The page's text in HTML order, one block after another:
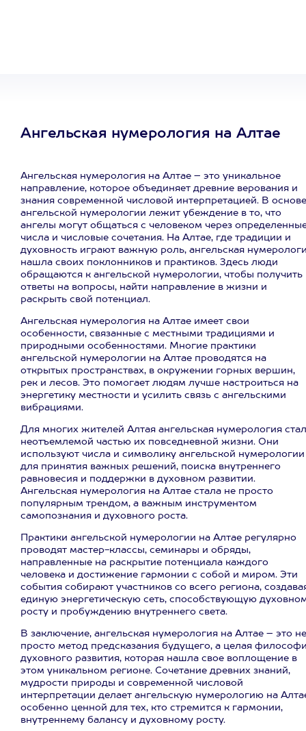
Ангельская нумерология на Алтае
Ангельская нумерология на Алтае – это уникальное
направление, которое объединяет древние верования и
знания современной числовой интерпретацией. В основе
ангельской нумерологии лежит убеждение в то, что
ангелы могут общаться с человеком через
числа и числовые сочетания. На Алтае, где традиции и
духовность играют важную роль, ангельская
нашла своих поклонников и практиков. Здесь люди
обращаются к ангельской нумерологии, чтобы получить
ответы на вопросы, найти направление в жизни и
раскрыть свой потенциал.
Ангельская нумерология на Алтае имеет свои
особенности, связанные с местными традициями и
природными особенностями. Многие практики
ангельской нумерологии на Алтае проводятся на
открытых пространствах, в окружении горных вершин,
рек и лесов. Это помогает людям лучше настроиться на
энергетику местности и усилить связь с ангельскими
вибрациями.
Для многих жителей Алтая ангельская нумерология
неотъемлемой частью их повседневной жизни. Они
используют числа и символику ангельской нумерологии
для принятия важных решений, поиска внутреннего
равновесия и поддержки в духовном развитии.
Ангельская нумерология на Алтае стала не просто
популярным трендом, а важным инструментом
самопознания и духовного роста.
Практики ангельской нумерологии на Алтае регулярно
проводят мастер-классы, семинары и обряды,
направленные на раскрытие потенциала каждого
человека и достижение гармонии с собой и миром. Эти
события собирают участников со всего региона,
единую энергетическую сеть, способствующую
росту и пробуждению внутреннего света.
В заключение, ангельская нумерология на Алтае – это не
просто метод предсказания будущего, а целая
духовного развития, которая нашла свое воплощение в
этом уникальном регионе. Сочетание древних знаний,
мудрости природы и современной числовой
интерпретации делает ангельскую нумерологию на
особенно ценной для тех, кто стремится к гармонии,
внутреннему балансу и духовному росту.